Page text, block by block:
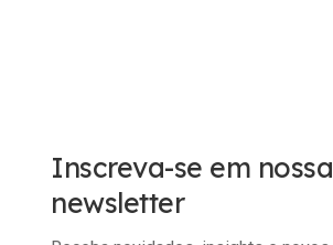
Inscreva-se em nossa
newsletter